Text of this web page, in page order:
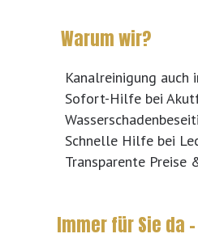
Warum wir?
Kanalreinigung
Sofort-Hilfe bei
Schnelle Hilfe bei
Transparente Preise
Immer für Sie da